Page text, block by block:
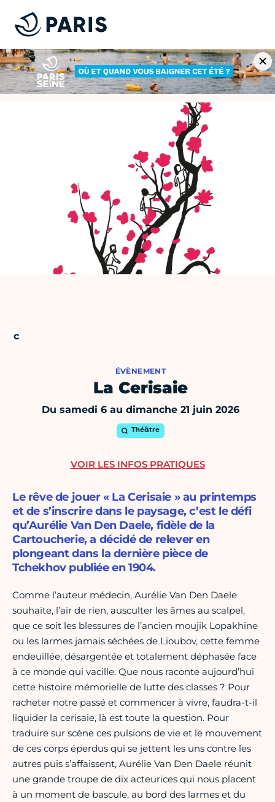
ÉVÈNEMENT
La Cerisaie
Du samedi 6 au dimanche 21 juin 2026
Théâtre
Le rêve de jouer « La Cerisaie » au printemps
et de s’inscrire dans le paysage, c’est le défi
qu’Aurélie Van Den Daele, fidèle de la
Cartoucherie, a décidé de relever en
plongeant dans la dernière pièce de
Tchekhov publiée en 1904.
Comme l’auteur médecin, Aurélie Van Den Daele
souhaite, l’air de rien, ausculter les âmes au scalpel,
que ce soit les blessures de l’ancien moujik Lopakhine
ou les larmes jamais séchées de Lioubov, cette femme
endeuillée, désargentée et totalement déphasée face
à ce monde qui vacille. Que nous raconte aujourd’hui
cette histoire mémorielle de lutte des classes ? Pour
racheter notre passé et commencer à vivre, faudra-t-il
liquider la cerisaie, là est toute la question. Pour
traduire sur scène ces pulsions de vie et le mouvement
de ces corps éperdus qui se jettent les uns contre les
autres puis s’affaissent, Aurélie Van Den Daele réunit
une grande troupe de dix acteurices qui nous placent
à un moment de bascule, au bord des larmes et du
VOIR LES INFOS PRATIQUES